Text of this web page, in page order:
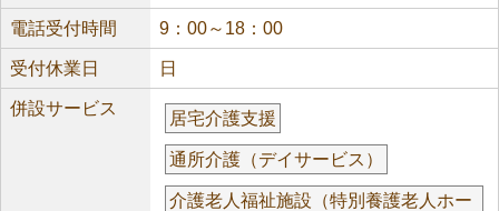
電話受付時間 9：00～18：00
受付休業日 日
併設サービス
居宅介護支援
通所介護（デイサービス）
介護老人福祉施設（特別養護老人ホー